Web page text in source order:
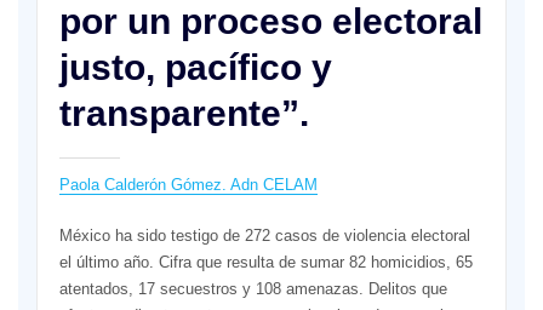
por un proceso electoral
justo, pacífico y
transparente”.
Paola Calderón Gómez. Adn CELAM
México ha sido testigo de 272 casos de violencia electoral
el último año. Cifra que resulta de sumar 82 homicidios, 65
atentados, 17 secuestros y 108 amenazas. Delitos que